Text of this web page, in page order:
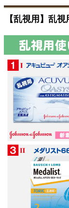
【乱視用】乱